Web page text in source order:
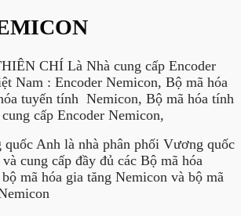
CHÍ Là Nhà cung cấp Encoder
Nam : Encoder Nemicon, Bộ mã hóa
tuyến tính Nemicon, Bộ mã hóa tính
cấp Encoder Nemicon,
Anh là nhà phân phối Vương quốc
cung cấp đầy đủ các Bộ mã hóa
mã hóa gia tăng Nemicon và bộ mã